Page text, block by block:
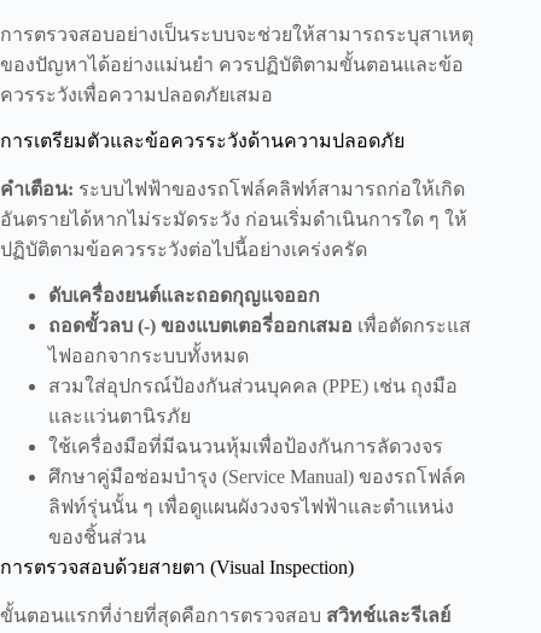
การตรวจสอบอย่างเป็นระบบจะช่วยให้สามารถระบุสาเหตุ
ของปัญหาได้อย่างแม่นยำ ควรปฏิบัติตามขั้นตอนและข้อ
ควรระวังเพื่อความปลอดภัยเสมอ
การเตรียมตัวและข้อควรระวังด้านความปลอดภัย
คำเตือน: ระบบไฟฟ้าของรถโฟล์คลิฟท์สามารถก่อให้เกิด
อันตรายได้หากไม่ระมัดระวัง ก่อนเริ่มดำเนินการใด ๆ ให้
ปฏิบัติตามข้อควรระวังต่อไปนี้อย่างเคร่งครัด
ดับเครื่องยนต์และถอดกุญแจออก
ถอดขั้วลบ (-) ของแบตเตอรี่ออกเสมอ เพื่อตัดกระแส
ไฟออกจากระบบทั้งหมด
สวมใส่อุปกรณ์ป้องกันส่วนบุคคล (PPE) เช่น ถุงมือ
และแว่นตานิรภัย
ใช้เครื่องมือที่มีฉนวนหุ้มเพื่อป้องกันการลัดวงจร
ศึกษาคู่มือซ่อมบำรุง (Service Manual) ของรถโฟล์ค
ลิฟท์รุ่นนั้น ๆ เพื่อดูแผนผังวงจรไฟฟ้าและตำแหน่ง
ของชิ้นส่วน
การตรวจสอบด้วยสายตา (Visual Inspection)
ขั้นตอนแรกที่ง่ายที่สุดคือการตรวจสอบ สวิทช์และรีเลย์